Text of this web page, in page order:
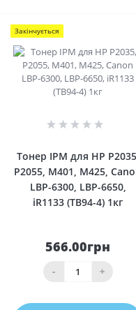
Закінчується
Тонер IPM для HP P2035,
P2055, M401, M425,
LBP-6300, LBP-6650,
iR1133 (TB94-4) 1кг
566.00грн
- +